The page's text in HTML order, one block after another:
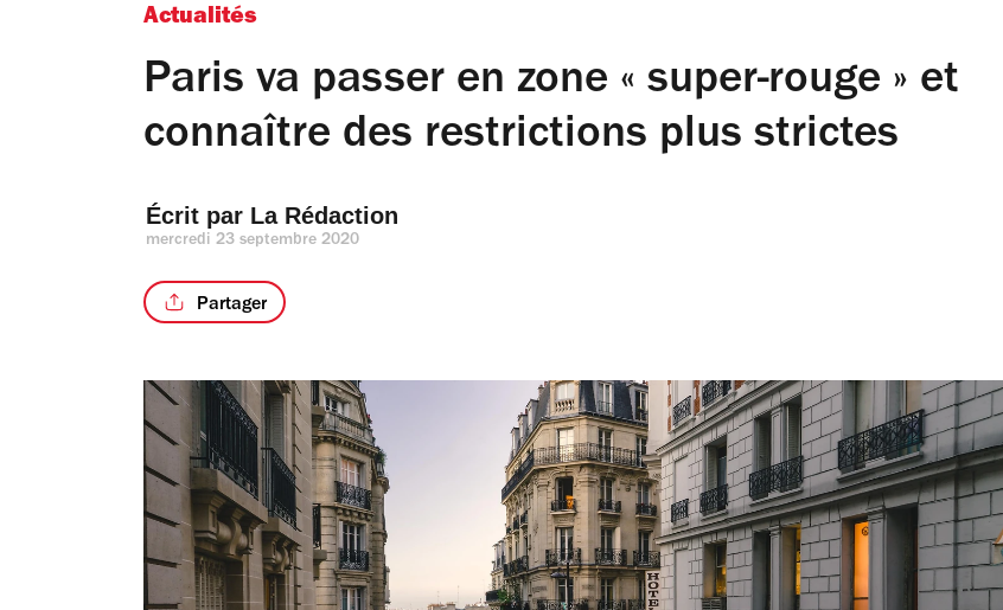
Actualités
Paris va passer en zone « super-rouge » et
connaître des restrictions plus strictes
Écrit par La Rédaction
mercredi 23 septembre 2020
Partager